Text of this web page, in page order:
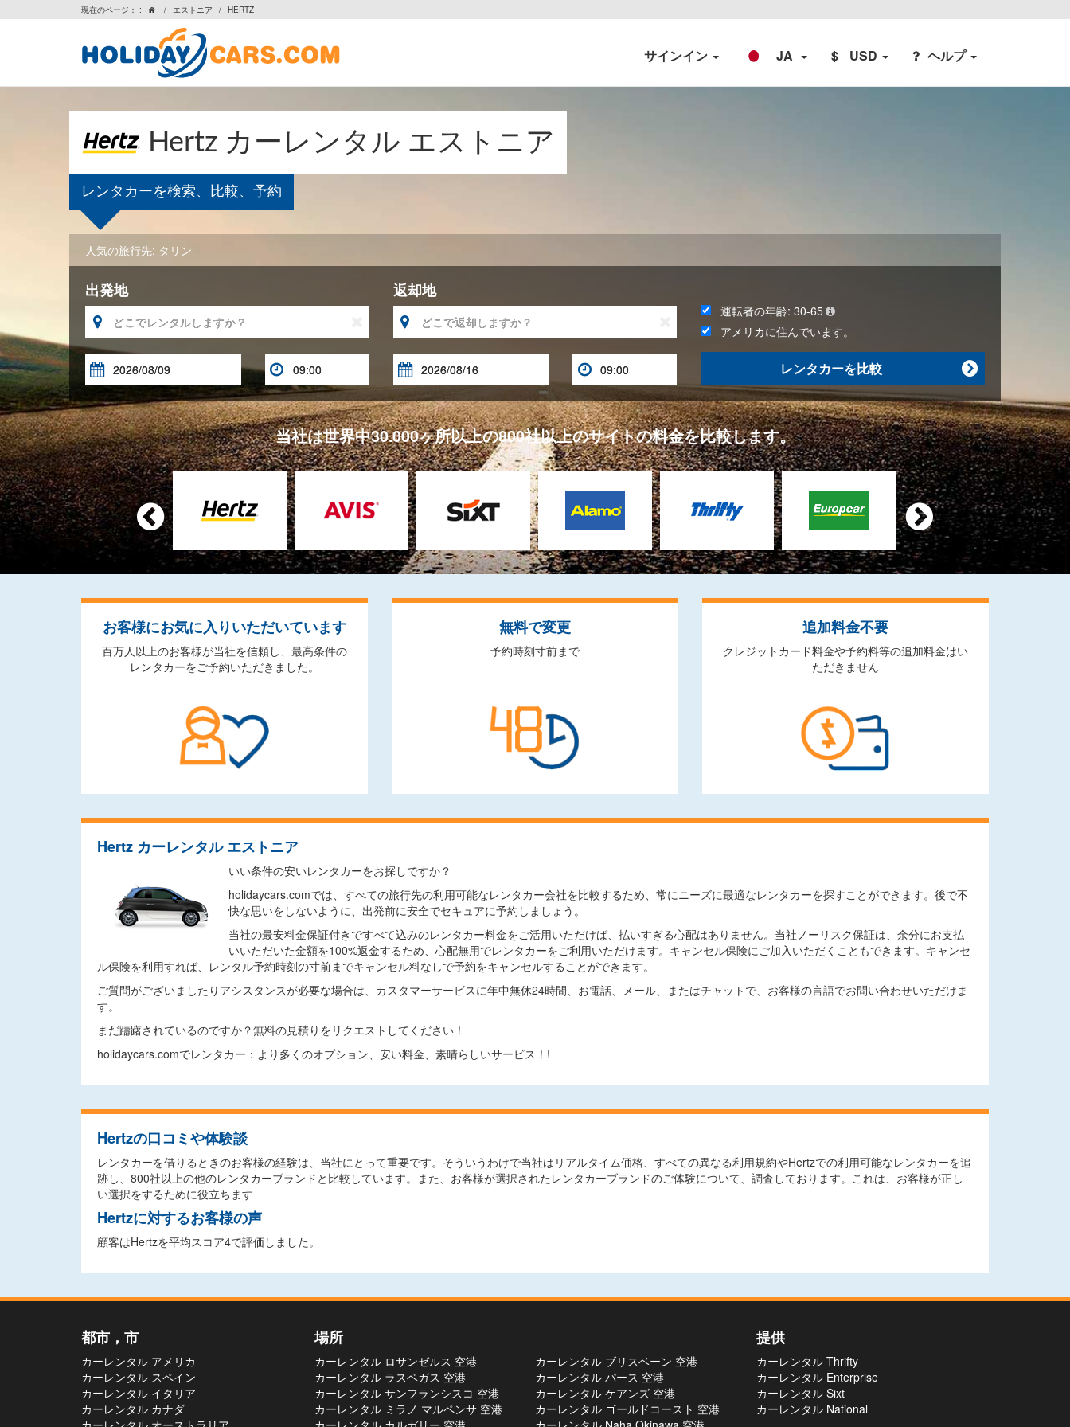
現在のページ： :  / エストニア / HERTZ
サインイン JA $ USD ヘルプ
Hertz カーレンタル エストニア
レンタカーを検索、比較、予約
人気の旅行先: タリン
出発地

 
返却地

 
運転者の年齢:30-65
アメリカに住んでいます。

レンタカーを比較
当社は世界中30.000ヶ所以上の800社以上のサイトの料金を比較します。
 
お客様にお気に入りいただいています
百万人以上のお客様が当社を信頼し、最高条件の
レンタカーをご予約いただきました。
無料で変更
予約時刻寸前まで
追加料金不要
クレジットカード料金や予約料等の追加料金はい
ただきません
Hertz カーレンタル エストニア
いい条件の安いレンタカーをお探しですか？
holidaycars.comでは、すべての旅行先の利用可能なレンタカー会社を比較するため、常にニーズに最適なレンタカーを探すことができます。後で不
快な思いをしないように、出発前に安全でセキュアに予約しましょう。
当社の最安料金保証付きですべて込みのレンタカー料金をご活用いただけば、払いすぎる心配はありません。当社ノーリスク保証は、余分にお支払
いいただいた金額を100%返金するため、心配無用でレンタカーをご利用いただけます。キャンセル保険にご加入いただくこともできます。キャンセ
ル保険を利用すれば、レンタル予約時刻の寸前までキャンセル料なしで予約をキャンセルすることができます。
ご質問がございましたりアシスタンスが必要な場合は、カスタマーサービスに年中無休24時間、お電話、メール、またはチャットで、お客様の言語でお問い合わせいただけま
す。
まだ躊躇されているのですか？無料の見積りをリクエストしてください！
holidaycars.comでレンタカー：より多くのオプション、安い料金、素晴らしいサービス！!
Hertzの口コミや体験談
レンタカーを借りるときのお客様の経験は、当社にとって重要です。そういうわけで当社はリアルタイム価格、すべての異なる利用規約やHertzでの利用可能なレンタカーを追
跡し、800社以上の他のレンタカーブランドと比較しています。また、お客様が選択されたレンタカーブランドのご体験について、調査しております。これは、お客様が正し
い選択をするために役立ちます
Hertzに対するお客様の声
顧客はHertzを平均スコア4で評価しました。
都市，市
カーレンタル アメリカ
カーレンタル スペイン
カーレンタル イタリア
カーレンタル カナダ
場所
カーレンタル ロサンゼルス 空港
カーレンタル ラスベガス 空港
カーレンタル サンフランシスコ 空港
カーレンタル ミラノ マルペンサ 空港
カーレンタル ブリスベーン 空港
カーレンタル パース 空港
カーレンタル ケアンズ 空港
カーレンタル ゴールドコースト 空港
提供
カーレンタル Thrifty
カーレンタル Enterprise
カーレンタル Sixt
カーレンタル National